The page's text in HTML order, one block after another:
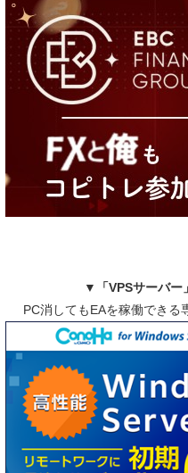
▼
「VPSサーバー」
PC消してもEAを稼働できる